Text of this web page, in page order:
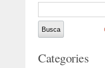
Categories